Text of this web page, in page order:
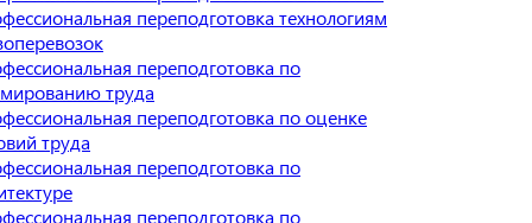
переподготовка технологиям
переподготовка по
труда
переподготовка по оценке
труда
переподготовка по
переподготовка по